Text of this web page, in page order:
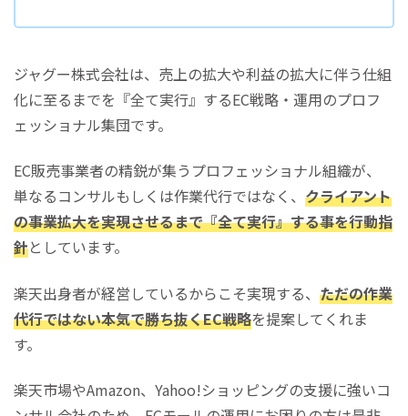
ジャグー株式会社は、売上の拡大や利益の拡大に伴う仕組
化に至るまでを『全て実行』するEC戦略・運用のプロフ
ェッショナル集団です。
EC販売事業者の精鋭が集うプロフェッショナル組織が、
単なるコンサルもしくは作業代行ではなく、 クライアント
の事業拡大を実現させるまで『全て実行』する事を行動指
針としています。
楽天出身者が経営しているからこそ実現する、 ただの作業
代行ではない本気で勝ち抜くEC戦略を提案してくれま
す。
楽天市場やAmazon、Yahoo!ショッピングの支援に強いコ